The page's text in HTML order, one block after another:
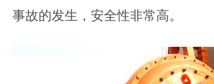
事故的发生，安全性非常高。